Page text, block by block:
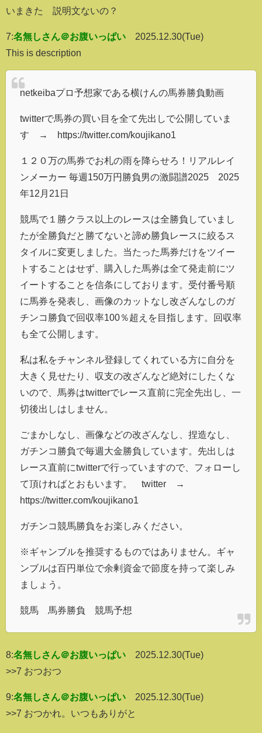
いまきた 説明文ないの？
7:名無しさん＠お腹いっぱい
2025.12.30(Tue)
This is description
netkeibaプロ予想家である横けんの馬券勝負動画
twitterで馬券の買い目を全て先出しで公開していま
す → https://twitter.com/koujikano1
１２０万の馬券でお札の雨を降らせろ！リアルレイ
ンメーカー 毎週150万円勝負男の激闘譜2025 2025
年12月21日
競馬で１勝クラス以上のレースは全勝負していまし
たが全勝負だと勝てないと諦め勝負レースに絞るス
タイルに変更しました。当たった馬券だけをツイー
トすることはせず、購入した馬券は全て発走前にツ
イートすることを信条にしております。受付番号順
に馬券を発表し、画像のカットなし改ざんなしのガ
チンコ勝負で回収率100％超えを目指します。回収率
も全て公開します。
私は私をチャンネル登録してくれている方に自分を
大きく見せたり、収支の改ざんなど絶対にしたくな
いので、馬券はtwitterでレース直前に完全先出し、一
切後出しはしません。
ごまかしなし、画像などの改ざんなし、捏造なし、
ガチンコ勝負で毎週大金勝負しています。先出しは
レース直前にtwitterで行っていますので、フォローし
て頂ければとおもいます。 twitter →
https://twitter.com/koujikano1
ガチンコ競馬勝負をお楽しみください。
※ギャンブルを推奨するものではありません。ギャ
ンブルは百円単位で余剰資金で節度を持って楽しみ
ましょう。
競馬 馬券勝負 競馬予想
8:名無しさん＠お腹いっぱい
2025.12.30(Tue)
>>7 おつおつ
9:名無しさん＠お腹いっぱい
2025.12.30(Tue)
>>7 おつかれ。いつもありがと